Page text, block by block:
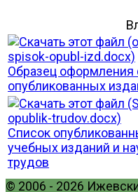
Образец оформления
опубликованных
Список
учебных изданий и
трудов
© 2006 - 2026